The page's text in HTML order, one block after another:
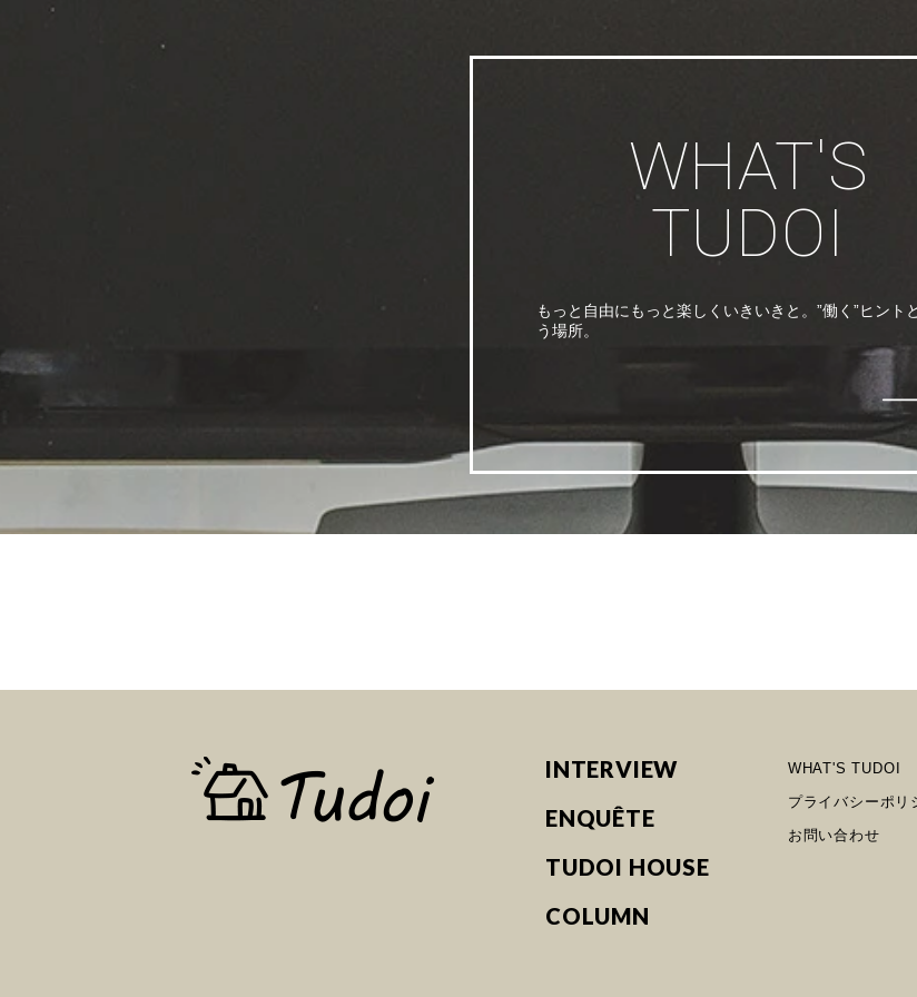
WHAT'S
TUDOI
もっと自由にもっと楽しくいきいきと。”働く”ヒント
う場所。
INTERVIEW
ENQUÊTE
TUDOI HOUSE
COLUMN
WHAT'S TUDOI
プライバシーポリ
お問い合わせ